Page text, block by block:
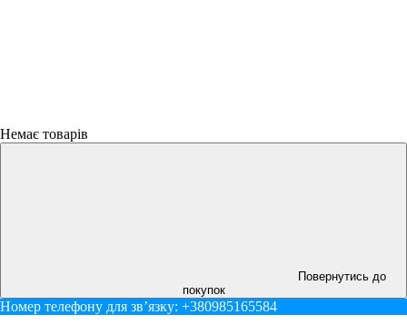
Немає товарів
Повернутись до
покупок
Номер телефону для звʼязку: +380985165584